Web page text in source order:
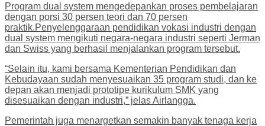
Program dual system mengedepankan proses pembelajaran
dengan porsi 30 persen teori dan 70 persen
praktik.Penyelenggaraan pendidikan vokasi industri dengan
dual system mengikuti negara-negara industri seperti Jerman
dan Swiss yang berhasil menjalankan program tersebut.
“Selain itu, kami bersama Kementerian Pendidikan dan
Kebudayaan sudah menyesuaikan 35 program studi, dan ke
depan akan menjadi prototipe kurikulum SMK yang
disesuaikan dengan industri,” jelas Airlangga.
Pemerintah juga menargetkan semakin banyak tenaga kerja